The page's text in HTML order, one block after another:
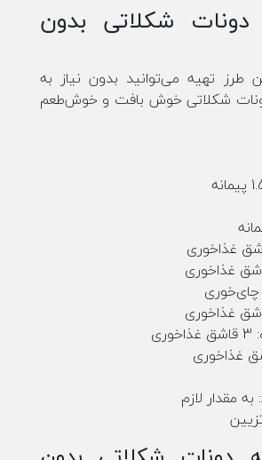
دونات شکلاتی بدون
طرز تهیه می‌توانید بدون نیاز به
شکلاتی خوش بافت و خوش‌طعم
مقدار لازم